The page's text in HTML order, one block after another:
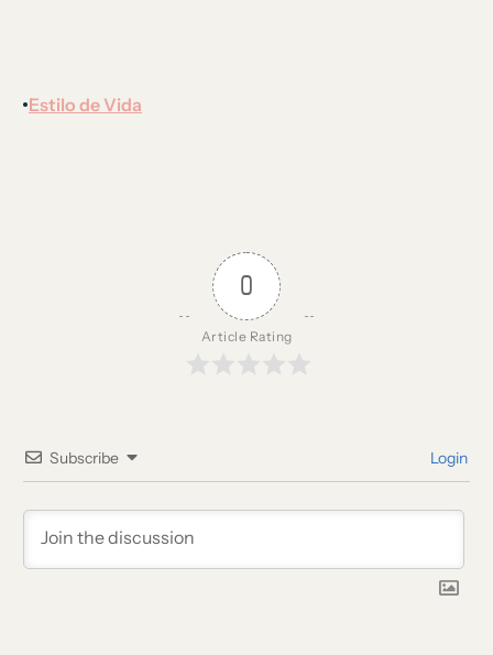
•Estilo de Vida
0
Article Rating
Subscribe Login